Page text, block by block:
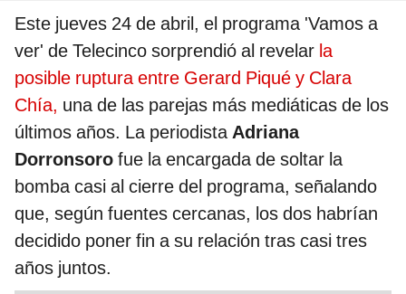
Este jueves 24 de abril, el programa 'Vamos a
ver' de Telecinco sorprendió al revelar la
posible ruptura entre Gerard Piqué y Clara
Chía, una de las parejas más mediáticas de los
últimos años. La periodistaAdriana
Dorronsoro fue la encargada de soltar la
bomba casi al cierre del programa, señalando
que, según fuentes cercanas, los dos habrían
decidido poner fin a su relación tras casi tres
años juntos.